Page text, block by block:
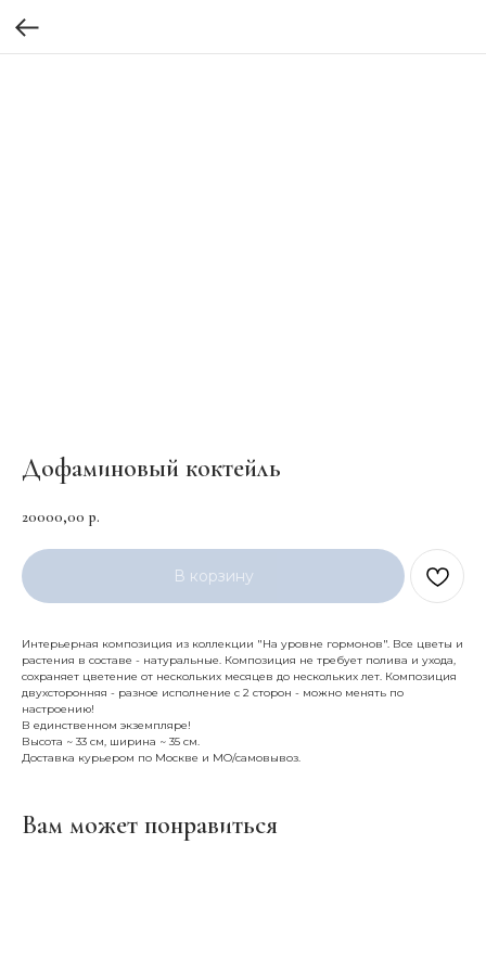
Дофаминовый коктейль
20000,00 р.
В корзину
Интерьерная композиция из коллекции "На уровне гормонов". Все цветы и
растения в составе - натуральные. Композиция не требует полива и ухода,
сохраняет цветение от нескольких месяцев до нескольких лет. Композиция
двухсторонняя - разное исполнение с 2 сторон - можно менять по
настроению!
В единственном экземпляре!
Высота ~ 33 см, ширина ~ 35 см.
Доставка курьером по Москве и МО/самовывоз.
Вам может понравиться